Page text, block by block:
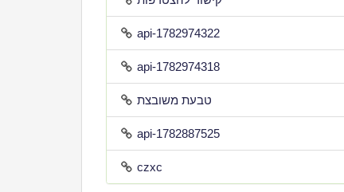
api-1782974322
api-1782974318
טבעת משובצת
api-1782887525
czxc